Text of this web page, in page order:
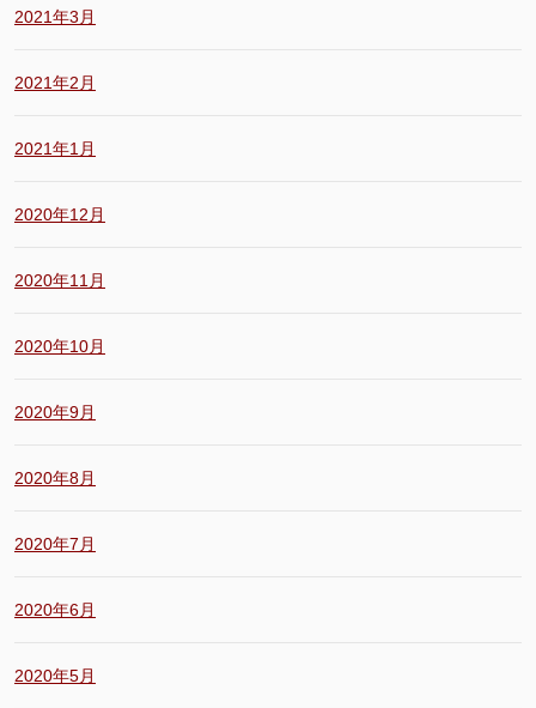
2021年3月
2021年2月
2021年1月
2020年12月
2020年11月
2020年10月
2020年9月
2020年8月
2020年7月
2020年6月
2020年5月